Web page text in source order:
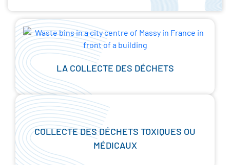
LA COLLECTE DES DÉCHETS
COLLECTE DES DÉCHETS TOXIQUES OU
MÉDICAUX